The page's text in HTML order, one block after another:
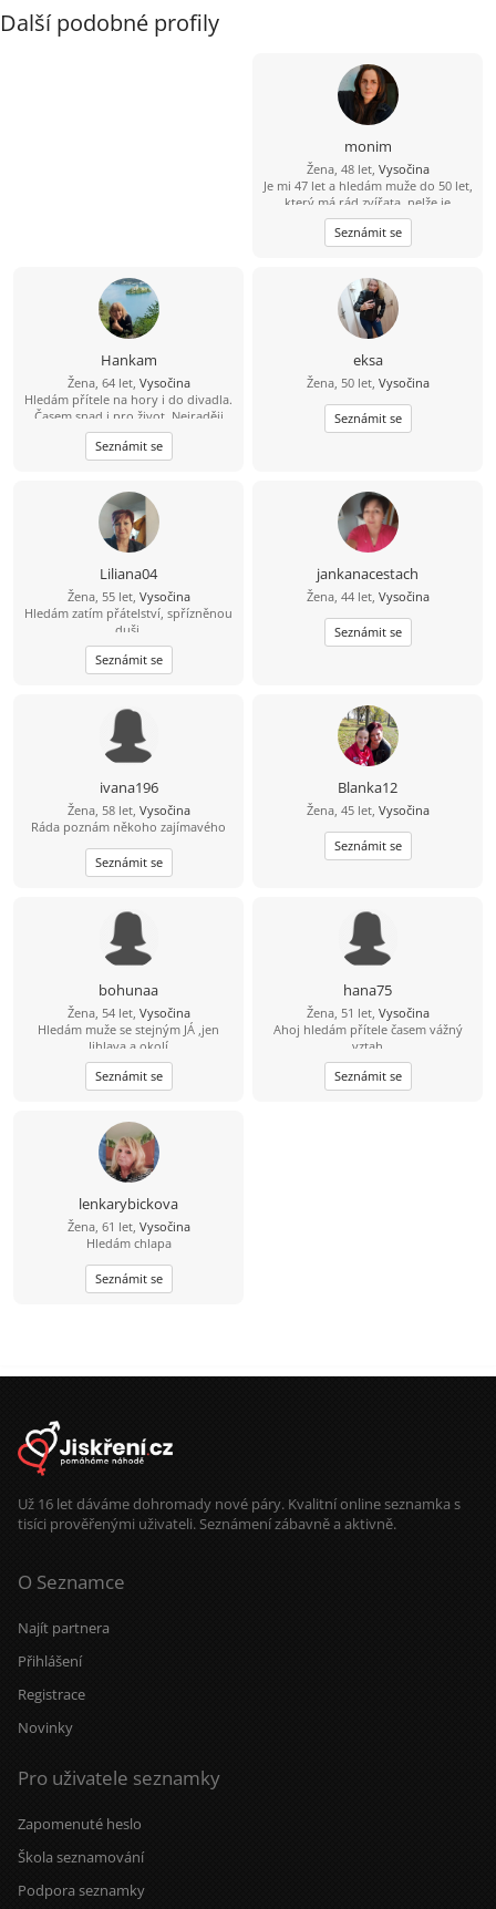
Další podobné profily
monim
Žena, 48 let, Vysočina
Je mi 47 let a hledám muže do 50 let,
který má rád zvířata, nelže je
upřímný a umí pohladit. Má rád
přírodu procházky. Touto cestou
bych ráda poznala muže se kterým si
chvíle, smát se a užívat si života se
vším co přináší.Hledám vážně
seznámení ne flirtik někoho na
seznámení ne na psaní. Plnoštíhlí
muži prosím nepsat.Na profily bez
fota neodpovídám.
Seznámit se
Hankam
Žena, 64 let, Vysočina
Hledám přítele na hory i do divadla.
Časem snad i pro život. Nejraději
trávím čas v pohybu, na kole, s
batohem na zádech. Stejně ráda
vypnu u dobrého filmu, knížky.
gala a vyrazím do divadla. Hledám
přítele s kterým můžu sdílet radosti i
starosti, smát se a být si vzájemnou
oporou.
Seznámit se
eksa
Žena, 50 let, Vysočina
Seznámit se
Liliana04
Žena, 55 let, Vysočina
Hledám zatím přátelství, spřízněnou
duši.
Seznámit se
jankanacestach
Žena, 44 let, Vysočina
Seznámit se
ivana196
Žena, 58 let, Vysočina
Ráda poznám někoho zajímavého
Seznámit se
Blanka12
Žena, 45 let, Vysočina
Seznámit se
bohunaa
Žena, 54 let, Vysočina
Hledám muže se stejným JÁ ,jen
Jihlava a okolí
Seznámit se
hana75
Žena, 51 let, Vysočina
Ahoj hledám přítele časem vážný
vztah
Seznámit se
lenkarybickova
Žena, 61 let, Vysočina
Hledám chlapa
Seznámit se
Už 16 let dáváme dohromady nové páry. Kvalitní online seznamka s
tisíci prověřenými uživateli. Seznámení zábavně a aktivně.
O Seznamce
Najít partnera
Přihlášení
Registrace
Novinky
Pro uživatele seznamky
Zapomenuté heslo
Škola seznamování
Podpora seznamky